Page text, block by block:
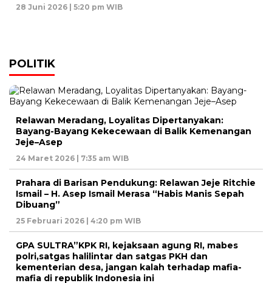
28 Juni 2026 | 5:20 pm WIB
POLITIK
Relawan Meradang, Loyalitas Dipertanyakan:
Bayang-Bayang Kekecewaan di Balik Kemenangan
Jeje–Asep
24 Maret 2026 | 7:35 am WIB
Prahara di Barisan Pendukung: Relawan Jeje Ritchie
Ismail – H. Asep Ismail Merasa “Habis Manis Sepah
Dibuang”
25 Februari 2026 | 4:20 pm WIB
GPA SULTRA”KPK RI, kejaksaan agung RI, mabes
polri,satgas halilintar dan satgas PKH dan
kementerian desa, jangan kalah terhadap mafia-
mafia di republik Indonesia ini